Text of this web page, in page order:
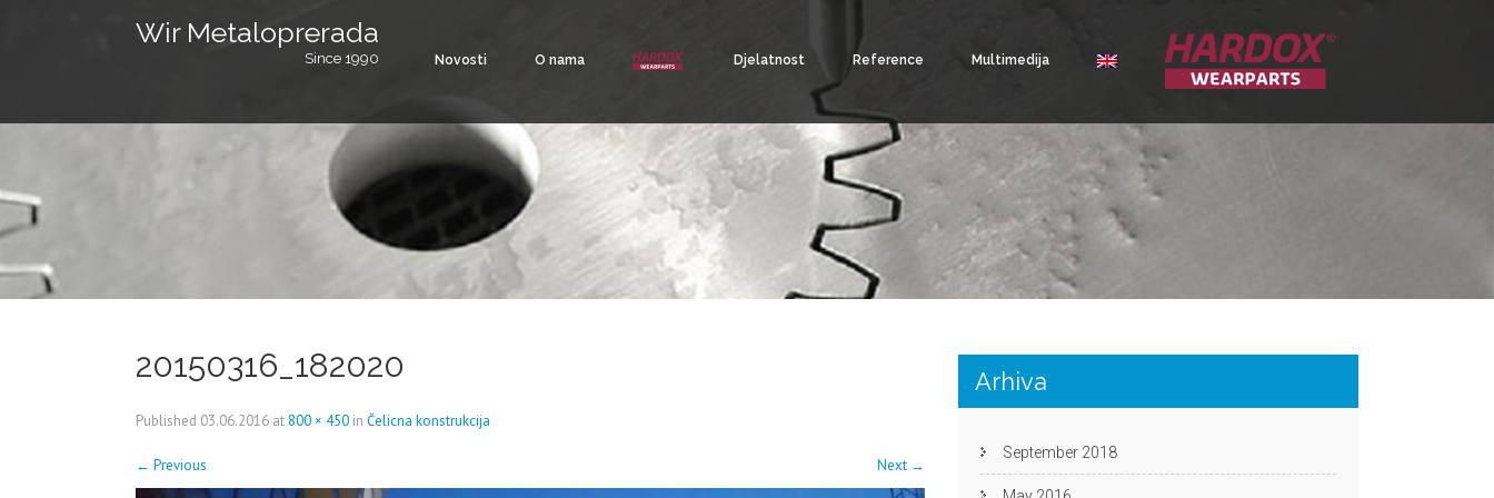
Wir Metaloprerada
Since 1990 Novosti O nama Djelatnost Reference Multimedija
20150316_182020
Published 03.06.2016 at 800 × 450 in Čelicna konstrukcija
← Previous Next →
Arhiva
September 2018